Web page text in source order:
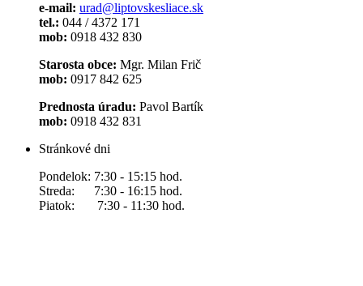
e-mail: urad@liptovskesliace.sk
tel.: 044 / 4372 171
mob: 0918 432 830
Starosta obce: Mgr. Milan Frič
mob: 0917 842 625
Prednosta úradu: Pavol Bartík
mob: 0918 432 831
Stránkové dni
Pondelok: 7:30 - 15:15 hod.
Streda: 7:30 - 16:15 hod.
Piatok: 7:30 - 11:30 hod.